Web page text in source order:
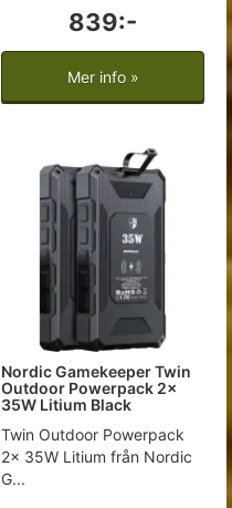
839:-
Mer info »
Nordic Gamekeeper Twin
Outdoor Powerpack 2x
35W Litium Black
Twin Outdoor Powerpack
2x 35W Litium från Nordic
G...